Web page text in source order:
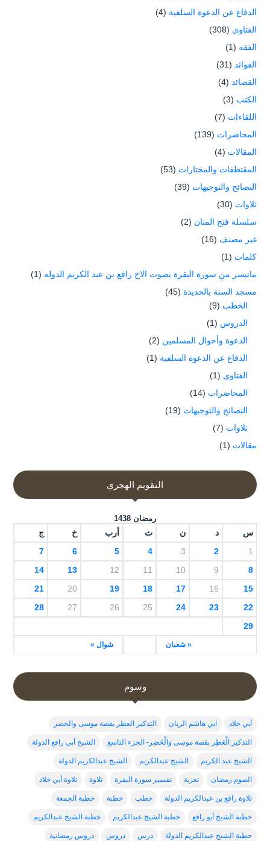
الدفاع عن الدعوة السلفية (4)
الفتاوى (308)
الفقه (1)
الفوائد (31)
القصائد (4)
الكتب (3)
اللقاءات (7)
المحاضرات (139)
المقالات (4)
المقتطفات والمختارات (53)
النصائح والتوجيهات (39)
تلاوات (30)
سلسلة فتح المنان (2)
غير مصنف (16)
كلمات (1)
ماتيسر من سورة البقرة بصوت الاخ رافع بن عبد الكريم الدوله (1)
مسجد السنة بالحديدة (45)
الخطب (9)
الدروس (1)
الدعوة وأحوال المسلمين (2)
الدفاع عن الدعوة السلفية (1)
الفتاوى (1)
المحاضرات (14)
النصائح والتوجيهات (19)
تلاوات (7)
مقالات (1)
التقويم الهجري
رمضان 1438
س د ن ث أرب خ ج
« شعبان شوال »
1
2
3
4
5
6
7
8
9
10
11
12
13
14
15
16
17
18
19
20
21
22
23
24
25
26
27
28
29
وسوم
أبي خلاد ابي هاشم الريان التذكير العطر بقصة موسى والخضر
التذكير الْعَطِر بقصة موسى والْخَضِر- الجزء التاسع الشيخ أبي رافع الدولة
الشيخ عبد الكريم الشيخ عبدالكريم الشيخ عبدالكريم الدولة
الصوم رمضان تعزية تفسير سورة البقرة تلاوة تلاوة أبي خلاد
تلاوة رافع بن عبدالكريم الدولة خطب خطبة خطبة الجمعة
خطبة الشيخ أبو رافع خطبة الشيخ عبدالكربم خطبة الشيخ عبدالكريم
خطبة الشيخ عبدالكريم الدولة درس دروس دروس رمضانية